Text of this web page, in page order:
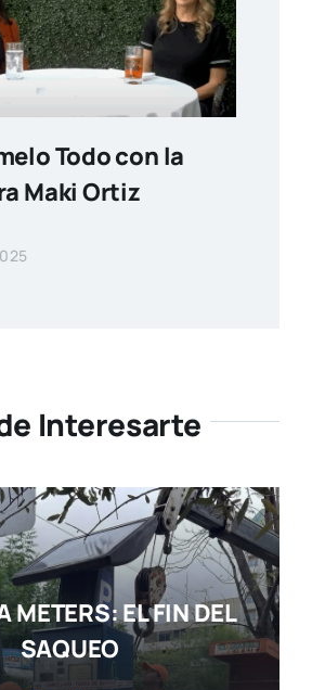
Todo con la
Maki Ortiz
Interesarte
METERS: EL FIN DEL
SAQUEO